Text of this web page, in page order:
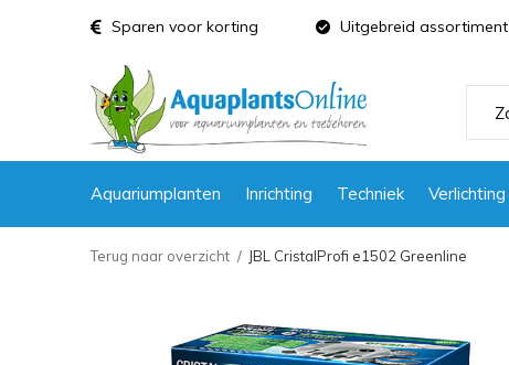
Aquariumplanten Inrichting Techniek Verlichting
Sparen voor korting Uitgebreid assortiment
Terug naar overzicht JBL CristalProfi e1502 Greenline